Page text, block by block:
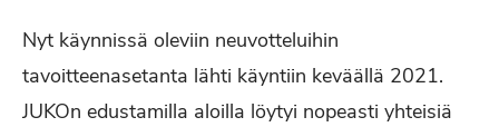
Nyt käynnissä oleviin neuvotteluihin
tavoitteenasetanta lähti käyntiin keväällä 2021.
JUKOn edustamilla aloilla löytyi nopeasti yhteisiä